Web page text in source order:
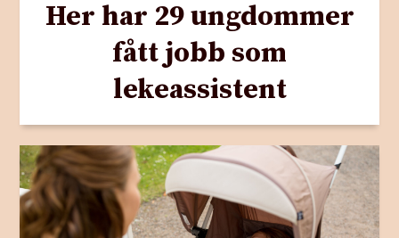
Her har 29 ungdommer
fått jobb som
lekeassistent